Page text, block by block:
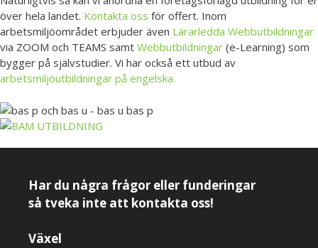
över hela landet. Kontakta oss för offert. Inom
arbetsmiljöområdet erbjuder även Lärarledda Webbutbildningar
via ZOOM och TEAMS samt Webbutbildningar (e-Learning) som
bygger på självstudier. Vi har också ett utbud av
arbetsmiljöutbildningar på engelska.
Har du några frågor eller funderingar
så tveka inte att kontakta oss!
Växel